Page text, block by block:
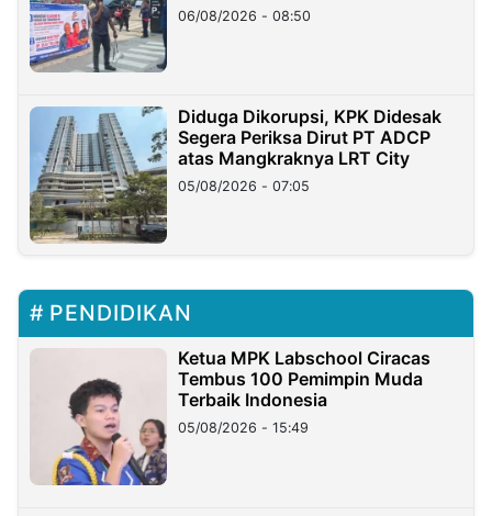
06/08/2026 - 08:50
Diduga Dikorupsi, KPK Didesak
Segera Periksa Dirut PT ADCP
atas Mangkraknya LRT City
05/08/2026 - 07:05
PENDIDIKAN
Ketua MPK Labschool Ciracas
Tembus 100 Pemimpin Muda
Terbaik Indonesia
05/08/2026 - 15:49